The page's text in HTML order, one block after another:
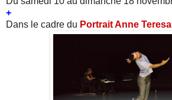
+
Dans le cadre du Portrait Anne